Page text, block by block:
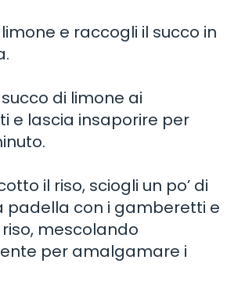
e raccogli il succo in
di limone ai
e lascia insaporire per
il riso, sciogli un po’ di
padella con i gamberetti e
mescolando
per amalgamare i